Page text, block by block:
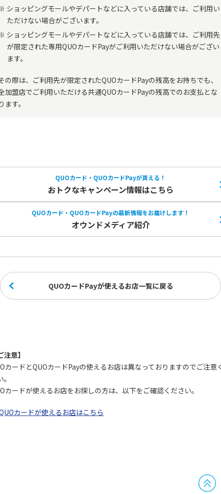
ショッピングモールやデパートなどに入っている店舗では、ご利用い
ただけない場合がございます。
ショッピングモールやデパートなどに入っている店舗では、ご利用先
が限定された専用QUOカードPayがご利用いただけない場合がござい
ます。
の際は、ご利用先が限定されたQUOカードPayの残高をお持ちでも、
加盟店でご利用いただける共通QUOカードPayの残高でのお支払とな
ます。
QUOカード・QUOカードPayが貰える！
おトクなキャンペーン情報はこちら
QUOカード・QUOカードPayの最新情報をお届けします！
オウンドメディア紹介
QUOカードPayが使えるお店一覧に戻る
注意】
カードとQUOカードPayの使えるお店は異なっておりますのでご注意
カードが使えるお店をお探しの方は、以下をご確認ください。
カードが使えるお店はこちら